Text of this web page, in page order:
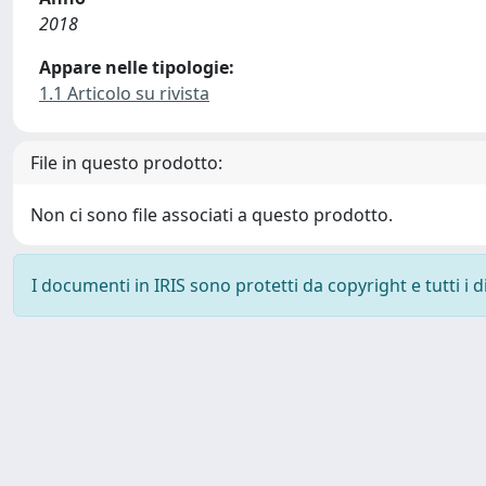
2018
Appare nelle tipologie:
1.1 Articolo su rivista
File in questo prodotto:
Non ci sono file associati a questo prodotto.
I documenti in IRIS sono protetti da copyright e tutti i